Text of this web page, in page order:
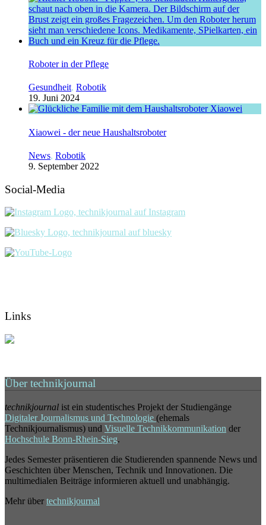
Roboter in der Pflege
Gesundheit, Robotik
19. Juni 2024
Xiaowei - der neue Haushaltsroboter
News, Robotik
9. September 2022
Social-Media
Links
Über technikjournal
technikjournal ist ein studentisches Projekt der Studiengänge
Digitaler Journalismus und Technologie (ehemals
Technikjournalismus) und Visuelle Technikkommunikation der
Hochschule Bonn-Rhein-Sieg.
Jedes Semester präsentieren die Studierenden spannende News und
Geschichten über Menschen, Technik und Innovationen. Die
multimedialen Beiträge informieren aktuell und unabhängig.
Mehr über technikjournal